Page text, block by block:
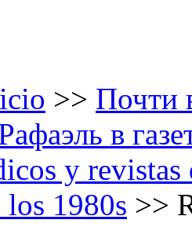
>> Почти
в
y
los 1980s >>